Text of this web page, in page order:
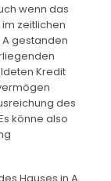
wenn das
zeitlichen
A gestanden
Kredit
des
könne also